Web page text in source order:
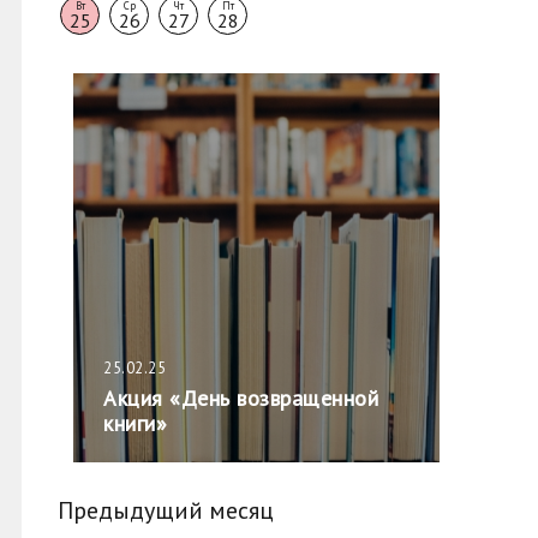
Вт
25
Ср
26
Чт
27
Пт
28
25.02.25
Акция «День возвращенной
книги»
Предыдущий месяц